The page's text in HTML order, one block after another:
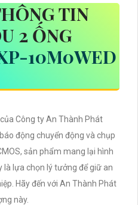
TIN
2 ỐNG
10M0WED
của Công ty An Thành Phát
động chuyển động và chụp
sản phẩm mang lại hình
là lựa chọn lý tưởng để giữ an
Hãy đến với An Thành Phát
này.